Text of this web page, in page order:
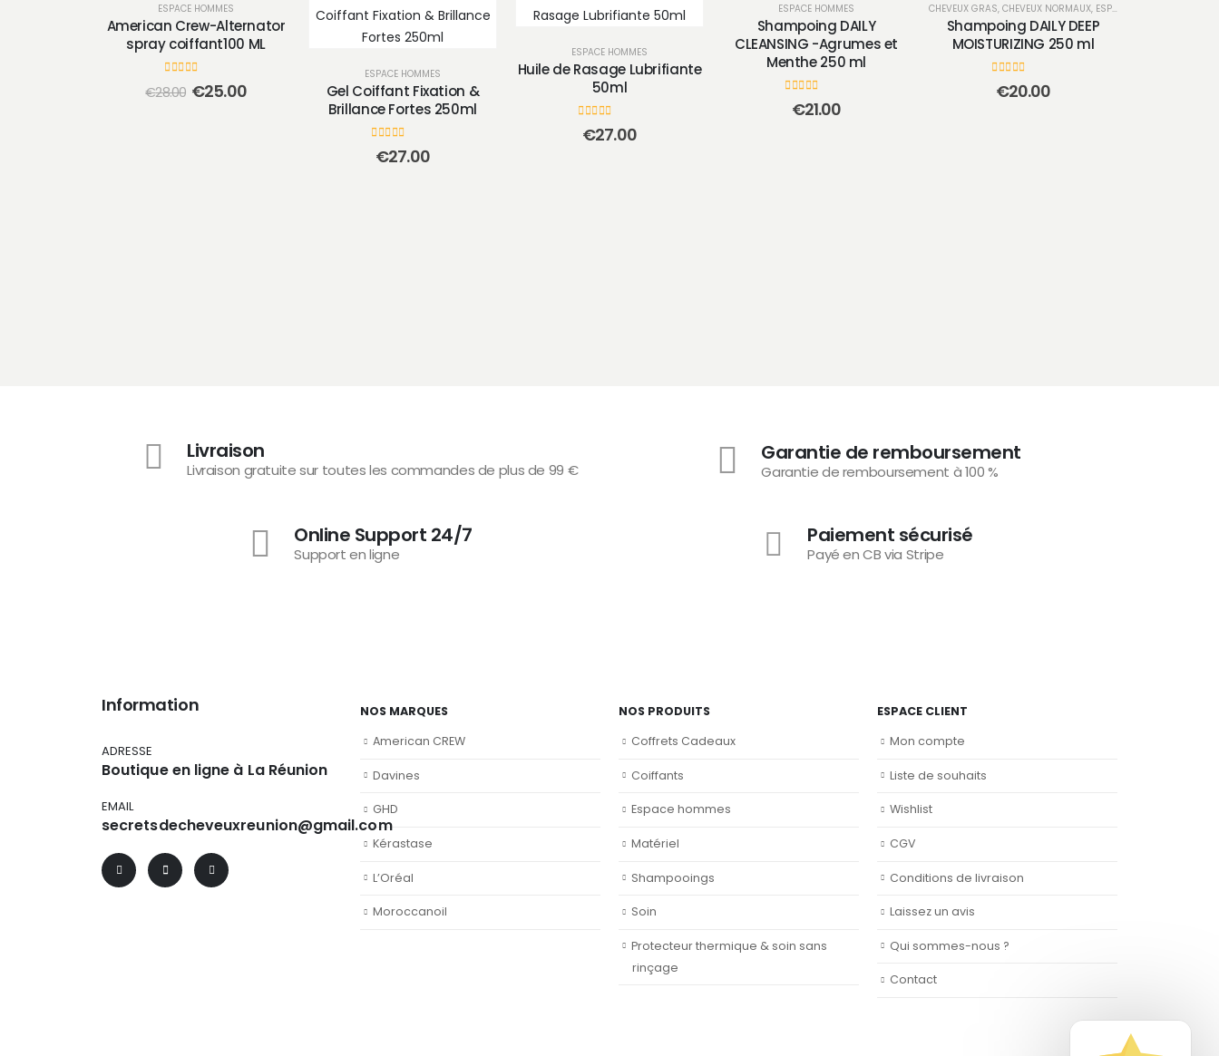
ESPACE HOMMES
American Crew-Alternator
spray coiffant100 ML
sur 5
€28.00 Le
€25.00Le
ESPACE HOMMES
Gel Coiffant Fixation &
Brillance Fortes 250ml
sur 5
€27.00
ESPACE HOMMES
Huile de Rasage Lubrifiante
50ml
sur 5
€27.00
ESPACE HOMMES
Shampoing DAILY
CLEANSING -Agrumes et
Menthe 250 ml
sur 5
€21.00
CHEVEUX GRAS, CHEVEUX NORMAUX, ESPACE HOMMES
Shampoing DAILY DEEP
MOISTURIZING 250 ml
sur 5
€20.00
Livraison
Livraison gratuite sur toutes les commandes de plus de 99 €
Garantie de remboursement
Garantie de remboursement à 100 %
Online Support 24/7
Support en ligne
Paiement sécurisé
Payé en CB via Stripe
Information
ADRESSE
Boutique en ligne à La Réunion
EMAIL
secretsdecheveuxreunion@gmail.com
NOS MARQUES
American CREW
Davines
GHD
Kérastase
L’Oréal
Moroccanoil
NOS PRODUITS
Coffrets Cadeaux
Coiffants
Espace hommes
Matériel
Shampooings
Soin
Protecteur thermique & soin sans
rinçage
ESPACE CLIENT
Mon compte
Liste de souhaits
Wishlist
CGV
Conditions de livraison
Laissez un avis
Qui sommes-nous ?
Contact